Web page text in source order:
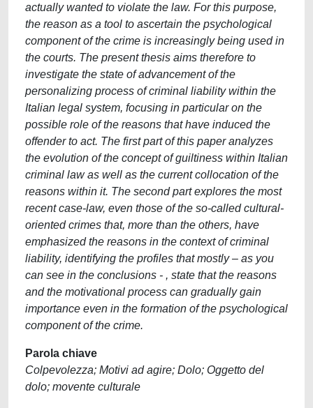
actually wanted to violate the law. For this purpose,
the reason as a tool to ascertain the psychological
component of the crime is increasingly being used in
the courts. The present thesis aims therefore to
investigate the state of advancement of the
personalizing process of criminal liability within the
Italian legal system, focusing in particular on the
possible role of the reasons that have induced the
offender to act. The first part of this paper analyzes
the evolution of the concept of guiltiness within Italian
criminal law as well as the current collocation of the
reasons within it. The second part explores the most
recent case-law, even those of the so-called cultural-
oriented crimes that, more than the others, have
emphasized the reasons in the context of criminal
liability, identifying the profiles that mostly – as you
can see in the conclusions - , state that the reasons
and the motivational process can gradually gain
importance even in the formation of the psychological
component of the crime.
Parola chiave
Colpevolezza; Motivi ad agire; Dolo; Oggetto del
dolo; movente culturale